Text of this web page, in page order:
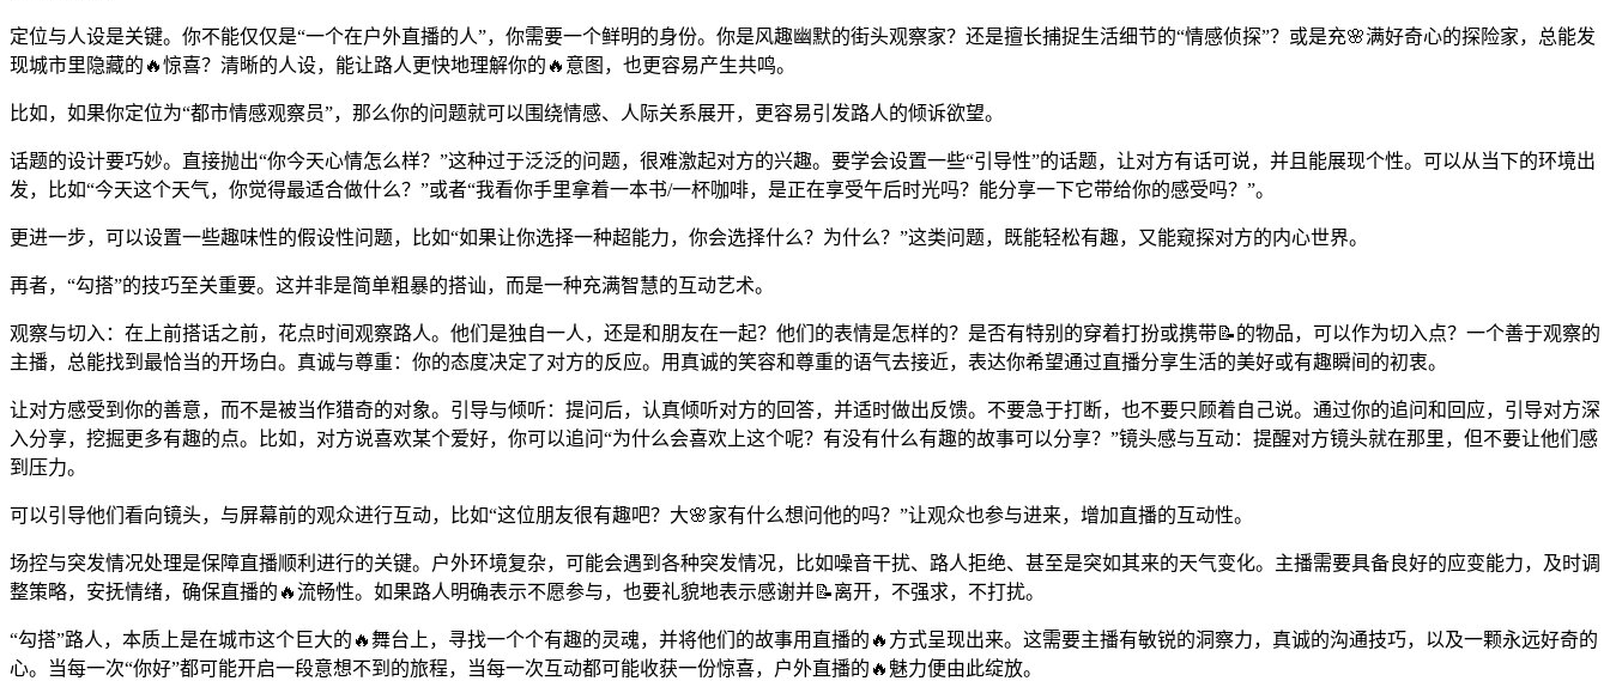
定位与人设是关键。你不能仅仅是“一个在户外直播的人”，你需要一个鲜明的身份。你是风趣幽默的街头观察家？还是擅长捕捉生活细节的“情感侦探”？或是充🌸满好奇心的探险家，总能发
现城市里隐藏的🔥惊喜？清晰的人设，能让路人更快地理解你的🔥意图，也更容易产生共鸣。
比如，如果你定位为“都市情感观察员”，那么你的问题就可以围绕情感、人际关系展开，更容易引发路人的倾诉欲望。
话题的设计要巧妙。直接抛出“你今天心情怎么样？”这种过于泛泛的问题，很难激起对方的兴趣。要学会设置一些“引导性”的话题，让对方有话可说，并且能展现个性。可以从当下的环境出
发，比如“今天这个天气，你觉得最适合做什么？”或者“我看你手里拿着一本书/一杯咖啡，是正在享受午后时光吗？能分享一下它带给你的感受吗？”。
更进一步，可以设置一些趣味性的假设性问题，比如“如果让你选择一种超能力，你会选择什么？为什么？”这类问题，既能轻松有趣，又能窥探对方的内心世界。
再者，“勾搭”的技巧至关重要。这并非是简单粗暴的搭讪，而是一种充满智慧的互动艺术。
观察与切入：在上前搭话之前，花点时间观察路人。他们是独自一人，还是和朋友在一起？他们的表情是怎样的？是否有特别的穿着打扮或携带📝的物品，可以作为切入点？一个善于观察的
主播，总能找到最恰当的开场白。真诚与尊重：你的态度决定了对方的反应。用真诚的笑容和尊重的语气去接近，表达你希望通过直播分享生活的美好或有趣瞬间的初衷。
让对方感受到你的善意，而不是被当作猎奇的对象。引导与倾听：提问后，认真倾听对方的回答，并适时做出反馈。不要急于打断，也不要只顾着自己说。通过你的追问和回应，引导对方深
入分享，挖掘更多有趣的点。比如，对方说喜欢某个爱好，你可以追问“为什么会喜欢上这个呢？有没有什么有趣的故事可以分享？”镜头感与互动：提醒对方镜头就在那里，但不要让他们感
到压力。
可以引导他们看向镜头，与屏幕前的观众进行互动，比如“这位朋友很有趣吧？大🌸家有什么想问他的吗？”让观众也参与进来，增加直播的互动性。
场控与突发情况处理是保障直播顺利进行的关键。户外环境复杂，可能会遇到各种突发情况，比如噪音干扰、路人拒绝、甚至是突如其来的天气变化。主播需要具备良好的应变能力，及时调
整策略，安抚情绪，确保直播的🔥流畅性。如果路人明确表示不愿参与，也要礼貌地表示感谢并📝离开，不强求，不打扰。
“勾搭”路人，本质上是在城市这个巨大的🔥舞台上，寻找一个个有趣的灵魂，并将他们的故事用直播的🔥方式呈现出来。这需要主播有敏锐的洞察力，真诚的沟通技巧，以及一颗永远好奇的
心。当每一次“你好”都可能开启一段意想不到的旅程，当每一次互动都可能收获一份惊喜，户外直播的🔥魅力便由此绽放。